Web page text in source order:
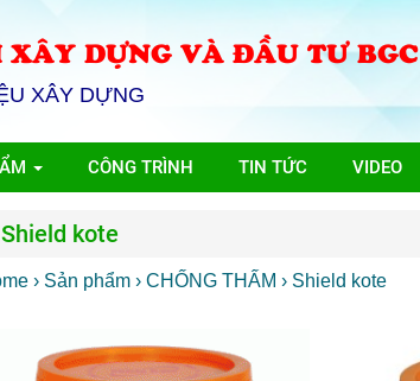
XÂY DỰNG VÀ ĐẦU TƯ BGC
XÂY DỰNG
CÔNG TRÌNH TIN TỨC VIDEO
Shield kote
› Sản phẩm › CHỐNG THẤM › Shield kote